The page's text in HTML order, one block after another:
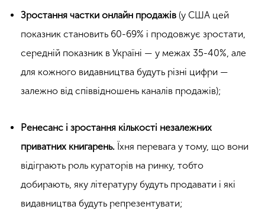
Зростання частки онлайн продажів (у США цей
показник становить 60-69% і продовжує зростати,
середній показник в Україні — у межах 35-40%, але
для кожного видавництва будуть різні цифри —
залежно від співвідношень каналів продажів);
Ренесанс і зростання кількості незалежних
приватних книгарень. Їхня перевага у тому, що вони
відіграють роль кураторів на ринку, тобто
добирають, яку літературу будуть продавати і які
видавництва будуть репрезентувати;